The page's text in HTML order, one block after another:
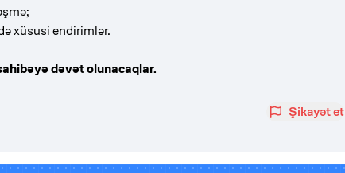
xüsusi endirimlər.
dəvət olunacaqlar.
Şikayət et